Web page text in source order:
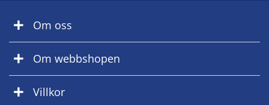
Om oss
Om webbshopen
Villkor